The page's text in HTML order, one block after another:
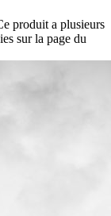
produit a plusieurs
sur la page du